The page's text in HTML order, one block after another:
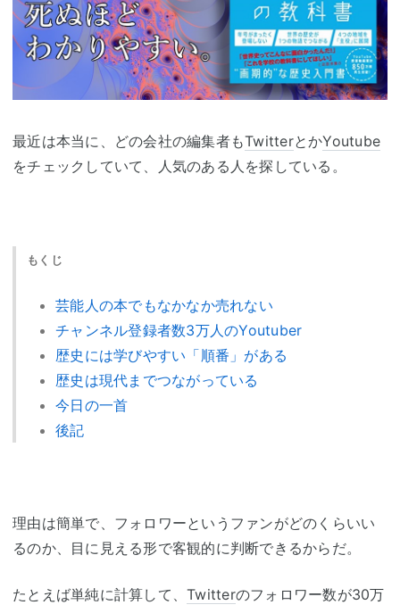
最近は本当に、どの会社の編集者もTwitterとかYoutube
をチェックしていて、人気のある人を探している。
もくじ
芸能人の本でもなかなか売れない
チャンネル登録者数3万人のYoutuber
歴史には学びやすい「順番」がある
歴史は現代までつながっている
今日の一首
後記
理由は簡単で、フォロワーというファンがどのくらいい
るのか、目に見える形で客観的に判断できるからだ。
たとえば単純に計算して、 Twitterのフォロワー数が30万